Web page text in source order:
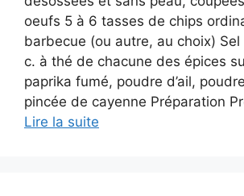
oeufs 5 à 6 tasses de chips
barbecue (ou autre, au choix)
c. à thé de chacune des épices
paprika fumé, poudre d’ail,
pincée de cayenne Préparation
Lire la suite